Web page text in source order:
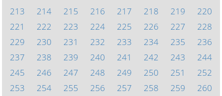
213
214 215 216 217 218 219
220
221
222 223 224 225 226 227
228
229
230 231 232 233 234 235
236
237
238 239 240 241 242 243
244
245
246 247 248 249 250 251
252
253
254 255 256 257 258 259
260